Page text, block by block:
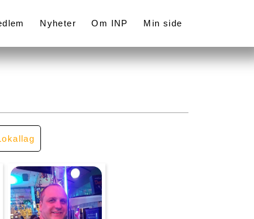
Nyheter Om INP Min side